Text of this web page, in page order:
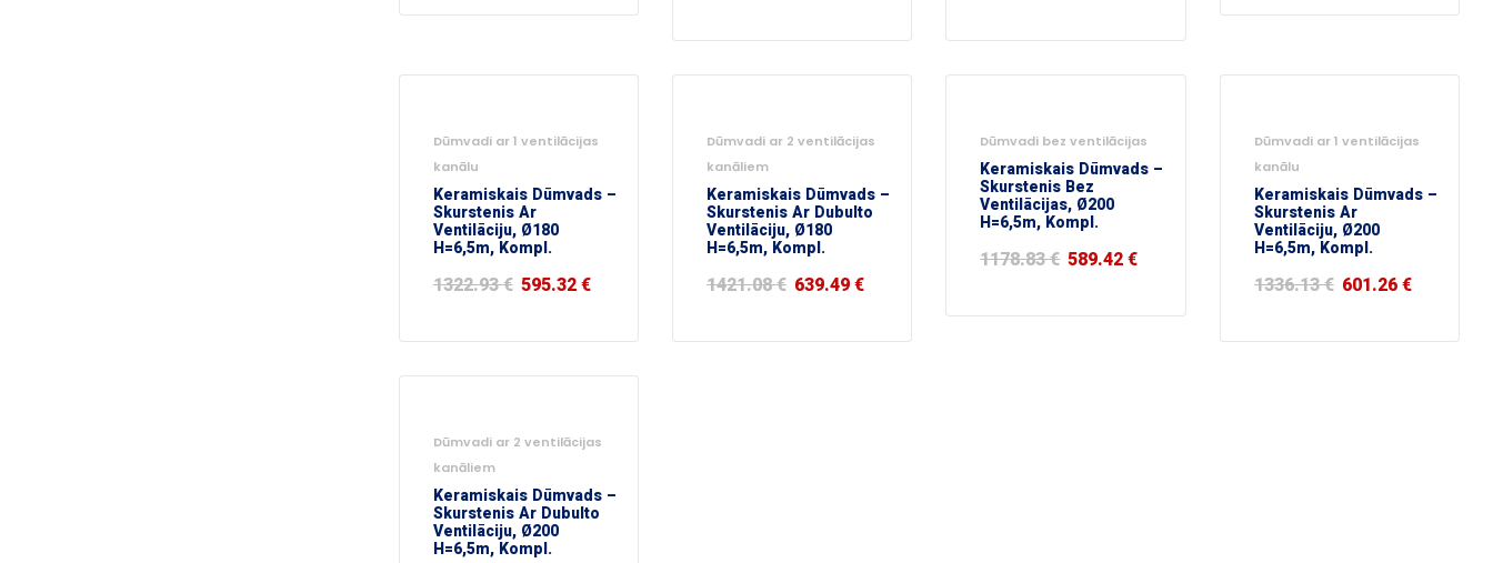
Dūmvadi ar 1 ventilācijas
kanālu
Keramiskais Dūmvads –
Skurstenis Ar
Ventilāciju, Ø180
H=6,5m, Kompl.
1322.93€ 595.32€
Dūmvadi ar 2 ventilācijas
kanāliem
Keramiskais Dūmvads –
Skurstenis Ar Dubulto
Ventilāciju, Ø180
H=6,5m, Kompl.
1421.08€ 639.49€
Dūmvadi bez ventilācijas
Keramiskais Dūmvads –
Skurstenis Bez
Ventilācijas, Ø200
H=6,5m, Kompl.
1178.83€ 589.42€
Dūmvadi ar 1 ventilācijas
kanālu
Keramiskais Dūmvads –
Skurstenis Ar
Ventilāciju, Ø200
H=6,5m, Kompl.
1336.13€ 601.26€
Dūmvadi ar 2 ventilācijas
kanāliem
Keramiskais Dūmvads –
Skurstenis Ar Dubulto
Ventilāciju, Ø200
H=6,5m, Kompl.